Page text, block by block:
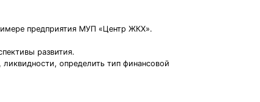
предприятия МУП «Центр ЖКХ».
развития.
определить тип финансовой